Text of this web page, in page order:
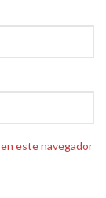
este navegador